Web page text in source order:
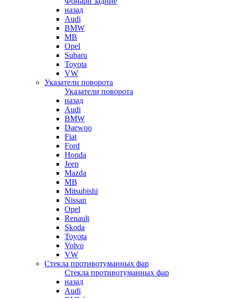
назад
Audi
BMW
MB
Opel
Subaru
Toyota
VW
Указатели поворота
Указатели поворота
назад
Audi
BMW
Daewoo
Fiat
Ford
Honda
Jeep
Mazda
MB
Mitsubishi
Nissan
Opel
Renault
Skoda
Toyota
Volvo
VW
Стекла противотуманных фар
Стекла противотуманных фар
назад
Audi